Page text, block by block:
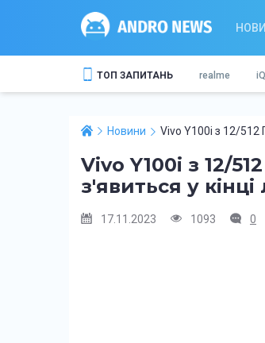
ТОП ЗАПИТАНЬ realme
Новини Vivo Y100i з 12/512
Vivo Y100i з 12/
з'явиться у
17.11.2023 1093 0